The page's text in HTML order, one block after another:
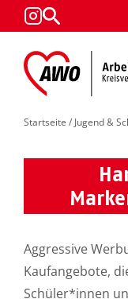
Startseite / Jugend &
Aggressive
Kaufangebote,
Schüler*innen